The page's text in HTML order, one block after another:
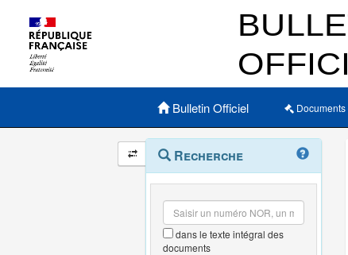
Menu principal
Bulletin Officiel
Navigation
et
outils
annexes
Menu
contextuel
Recherche
dans le texte intégral des
documents